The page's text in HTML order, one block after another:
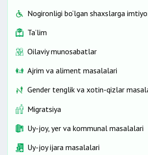
Nogironligi bo‘lgan shaxslarga
Ta’lim
Oilaviy munosabatlar
Ajrim va aliment masalalari
Gender tenglik va xotin-qizlar
Migratsiya
Uy-joy, yer va kommunal masalalari
Uy-joy ijara masalalari